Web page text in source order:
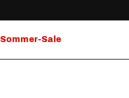
Sommer-Sale